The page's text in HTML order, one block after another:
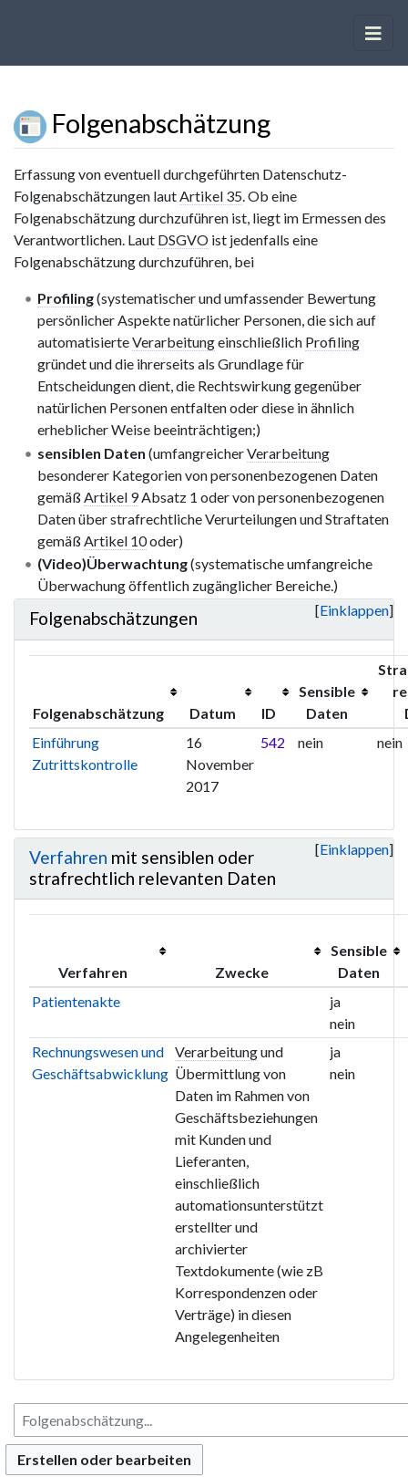
Folgenabschätzung
Wechseln zu:Navigation,Suche
Erfassung von eventuell durchgeführten Datenschutz-
Folgenabschätzungen lautArtikel 35. Ob eine
Folgenabschätzung durchzuführen ist, liegt im Ermessen des
Verantwortlichen. Laut DSGVO ist jedenfalls eine
Folgenabschätzung durchzuführen, bei
Profiling(systematischer und umfassender Bewertung
persönlicher Aspekte natürlicher Personen, die sich auf
automatisierteVerarbeitungeinschließlich Profiling
gründet und die ihrerseits als Grundlage für
Entscheidungen dient, die Rechtswirkung gegenüber
natürlichen Personen entfalten oder diese in ähnlich
erheblicher Weise beeinträchtigen;)
sensiblen Daten (umfangreicherVerarbeitung
besonderer Kategorien von personenbezogenen Daten
gemäß Artikel 9Absatz 1 oder von personenbezogenen
Daten über strafrechtliche Verurteilungen und Straftaten
gemäß Artikel 10oder)
(Video)Überwachtung(systematische umfangreiche
Überwachung öffentlich zugänglicher Bereiche.)
Einklappen
Folgenabschätzungen
Folgenabschätzung Datum ID
Sensible
Daten
Einführung
Zutrittskontrolle
16
November
2017
542 nein nein
Einklappen
Verfahren mit sensiblen oder
strafrechtlich relevanten Daten
Verfahren Zwecke
Sensible
Daten
Patientenakte
ja
nein
Rechnungswesen und
Geschäftsabwicklung
Verarbeitungund
Übermittlung von
Daten im Rahmen von
Geschäftsbeziehungen
mit Kunden und
Lieferanten,
einschließlich
automationsunterstützt
erstellter und
archivierter
Textdokumente (wie zB
Korrespondenzen oder
Verträge) in diesen
Angelegenheiten
ja
nein
Erstellen oder bearbeiten